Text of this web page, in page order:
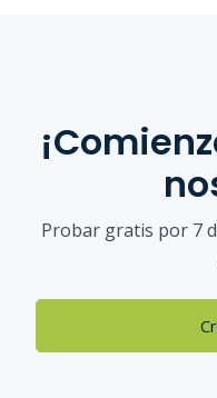
Probar gratis por 7